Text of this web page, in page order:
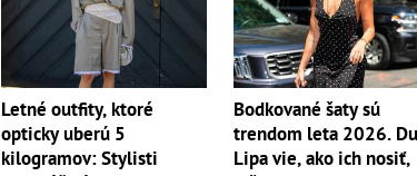
Letné outfity, ktoré
opticky uberú 5
kilogramov: Stylisti
Bodkované šaty sú
trendom leta 2026.
Lipa vie, ako ich nosiť,